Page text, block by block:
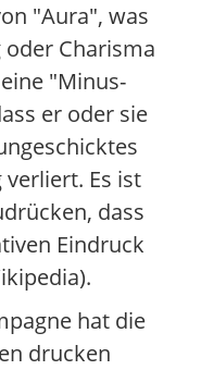
"Aura", was
Charisma
"Minus-
er oder sie
Es ist
dass
Eindruck
hat die
drucken